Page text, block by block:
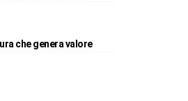
che genera valore